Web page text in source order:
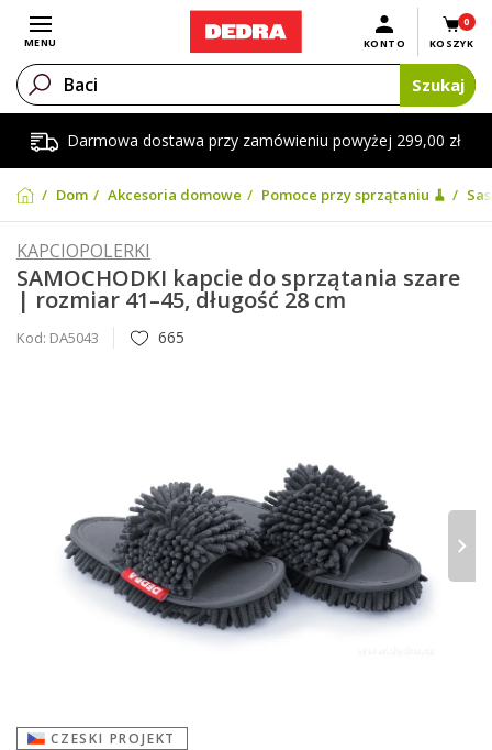
Darmowa dostawa przy zamówieniu powyżej 299,00 zł
Otwórz menu
MENU
0
KOSZYK
KONTO
Szukaj
Dom Akcesoria domowe Pomoce przy sprzątaniu 🧹
KAPCIOPOLERKI
SAMOCHODKI kapcie do sprzątania szare
| rozmiar 41–45, długość 28 cm
Kod: DA5043 665
›
CZESKI PROJEKT